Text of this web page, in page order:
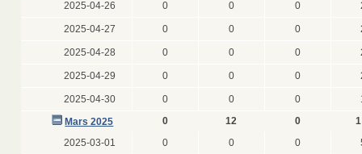
2025-04-26 0 0 0
2025-04-27 0 0 0
2025-04-28 0 0 0
2025-04-29 0 0 0
2025-04-30 0 0 0
Mars 2025
0 12 0
2025-03-01
0 0 0